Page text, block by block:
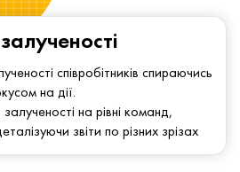
співробітників спираючись
на дії.
на рівні команд,
звіти по різних зрізах